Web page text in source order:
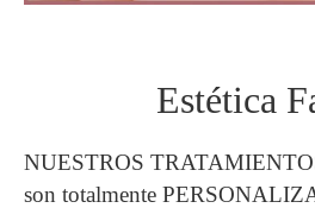
Estética
NUESTROS
son totalmente